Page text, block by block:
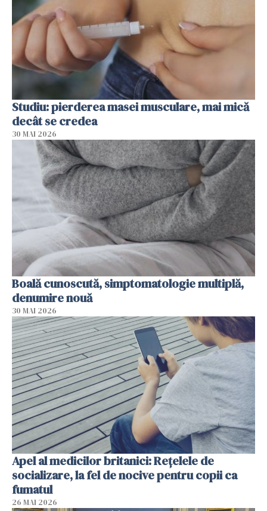
Studiu: pierderea masei musculare, mai mică
decât se credea
30 MAI 2026
Boală cunoscută, simptomatologie multiplă,
denumire nouă
30 MAI 2026
Apel al medicilor britanici: Reţelele de
socializare, la fel de nocive pentru copii ca
fumatul
26 MAI 2026